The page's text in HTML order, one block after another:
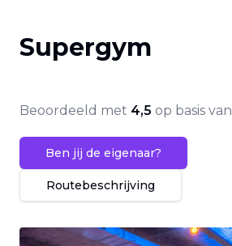
Supergym
Beoordeeld met 4,5 op basis van
Ben jij de eigenaar?
Routebeschrijving